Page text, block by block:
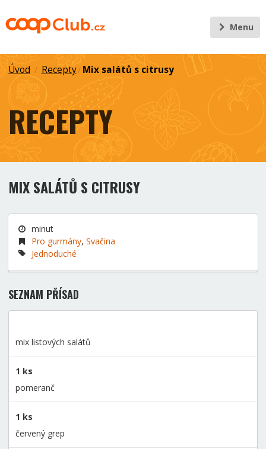
Menu
Úvod / Recepty/ Mix salátů s citrusy
RECEPTY
MIX SALÁTŮ S CITRUSY
minut
Pro gurmány, Svačina
Jednoduché
SEZNAM PŘÍSAD
mix listových salátů
1 ks
pomeranč
1 ks
červený grep